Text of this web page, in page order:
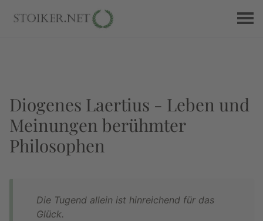
Diogenes Laertius - Leben und
Meinungen berühmter
Philosophen
Die Tugend allein ist hinreichend für das
Glück.